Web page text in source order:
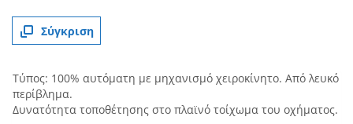
Σύγκριση
Τύπος: 100% αυτόματη με μηχανισμό χειροκίνητο. Από λευκό
περίβλημα.
Δυνατότητα τοποθέτησης στο πλαϊνό τοίχωμα του οχήματος.